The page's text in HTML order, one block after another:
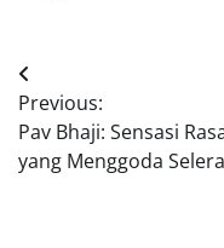
Post
navigation
Previous:
Pav Bhaji: Sensasi
yang Menggoda Selera